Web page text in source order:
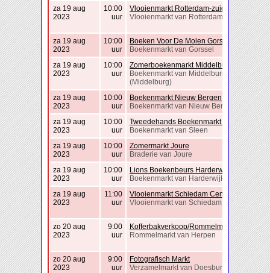
za 19 aug
2023
10:00
uur
Vlooienmarkt Rotterdam-zuid
Vlooienmarkt van Rotterdam
za 19 aug
2023
10:00
uur
Boeken Voor De Molen Gorssel
Boekenmarkt van Gorssel
za 19 aug
2023
10:00
uur
Zomerboekenmarkt Middelburg
Boekenmarkt van Middelburg
(Middelburg)
za 19 aug
2023
10:00
uur
Boekenmarkt Nieuw Bergen
Boekenmarkt van Nieuw Bergen
za 19 aug
2023
10:00
uur
Tweedehands Boekenmarkt Sleen
Boekenmarkt van Sleen
za 19 aug
2023
10:00
uur
Zomermarkt Joure
Braderie van Joure
za 19 aug
2023
10:00
uur
Lions Boekenbeurs Harderwijk
Boekenmarkt van Harderwijk
za 19 aug
2023
11:00
uur
Vlooienmarkt Schiedam Centrum
Vlooienmarkt van Schiedam
zo 20 aug
2023
9:00
uur
Kofferbakverkoop/Rommelmarkt Herpen
Rommelmarkt van Herpen
zo 20 aug
2023
9:00
uur
Fotografisch Markt
Verzamelmarkt van Doesburg